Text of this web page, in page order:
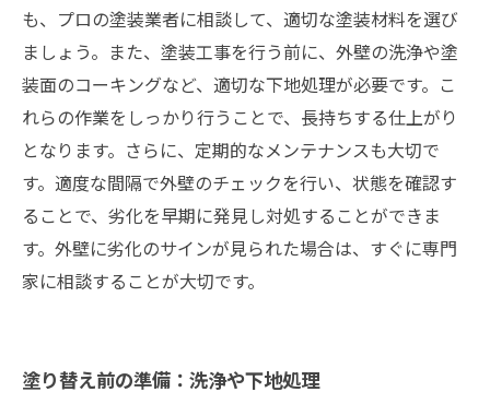
も、プロの塗装業者に相談して、適切な塗装材料を選び
ましょう。また、塗装工事を行う前に、外壁の洗浄や塗
装面のコーキングなど、適切な下地処理が必要です。こ
れらの作業をしっかり行うことで、長持ちする仕上がり
となります。さらに、定期的なメンテナンスも大切で
す。適度な間隔で外壁のチェックを行い、状態を確認す
ることで、劣化を早期に発見し対処することができま
す。外壁に劣化のサインが見られた場合は、すぐに専門
家に相談することが大切です。
塗り替え前の準備：洗浄や下地処理